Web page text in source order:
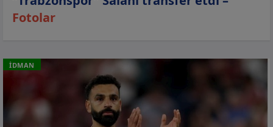
Fotolar
İDMAN